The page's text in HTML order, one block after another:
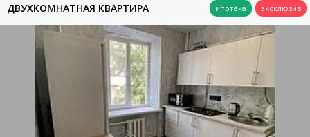
ДВУХКОМНАТНАЯ КВАРТИРА